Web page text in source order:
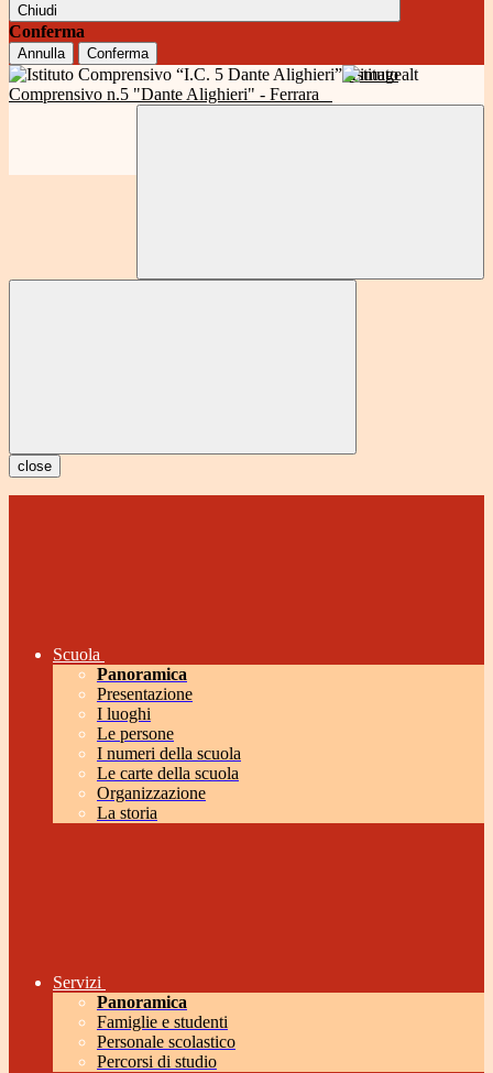
Chiudi
Conferma
Annulla Conferma
Istituto
Comprensivo n.5 "Dante Alighieri" - Ferrara
close
Scuola
Panoramica
Presentazione
I luoghi
Le persone
I numeri della scuola
Le carte della scuola
Organizzazione
La storia
Servizi
Panoramica
Famiglie e studenti
Personale scolastico
Percorsi di studio